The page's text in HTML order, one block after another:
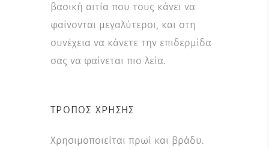
βασική αιτία που τους κάνει να
φαίνονται μεγαλύτεροι, και στη
συνέχεια να κάνετε την επιδερμίδα
σας να φαίνεται πιο λεία.
ΤΡΌΠΟΣ ΧΡΉΣΗΣ
Χρησιμοποιείται πρωί και βράδυ.